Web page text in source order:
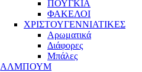
ΠΟΥΓΚΙΑ
ΦΑΚΕΛΟΙ
ΧΡΙΣΤΟΥΓΕΝΝΙΑΤΙΚΕΣ
Αρωματικά
Διάφορες
Μπάλες
ΑΛΜΠΟΥΜ